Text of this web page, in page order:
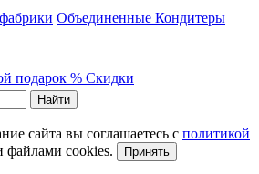
Объединенные Кондитеры
подарок % Скидки
Найти
сайта вы соглашаетесь с политикой
файлами cookies. Принять